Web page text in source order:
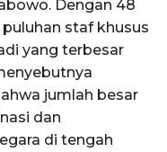
Dengan 48
staf khusus
yang terbesar
jumlah besar
dan
di tengah